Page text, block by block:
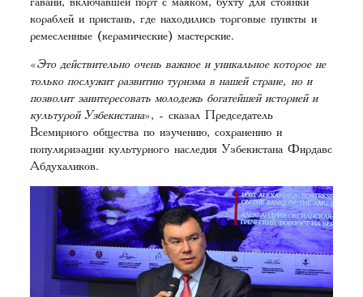
кораблей и пристань, где находились торговые пункты и
ремесленные (керамические) мастерские.
«Это действительно очень важное и уникальное которое не
только послужит развитию туризма в нашей стране, но и
позволит заинтересовать молодежь богатейшей историей и
культурой Узбекистана», - сказал Председатель
Всемирного общества по изучению, сохранению и
популяризации культурного наследия Узбекистана Фирдавс
Абдухаликов.